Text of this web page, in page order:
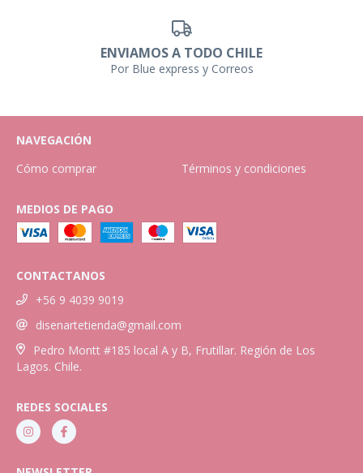
ENVIAMOS A TODO CHILE
Por Blue express y Correos
NAVEGACIÓN
Cómo comprar
Términos y condiciones
MEDIOS DE PAGO
CONTACTANOS
+56 9 4039 9019
disenartetienda@gmail.com
Pedro Montt #185 local A y B, Frutillar. Región de Los
Lagos. Chile.
REDES SOCIALES